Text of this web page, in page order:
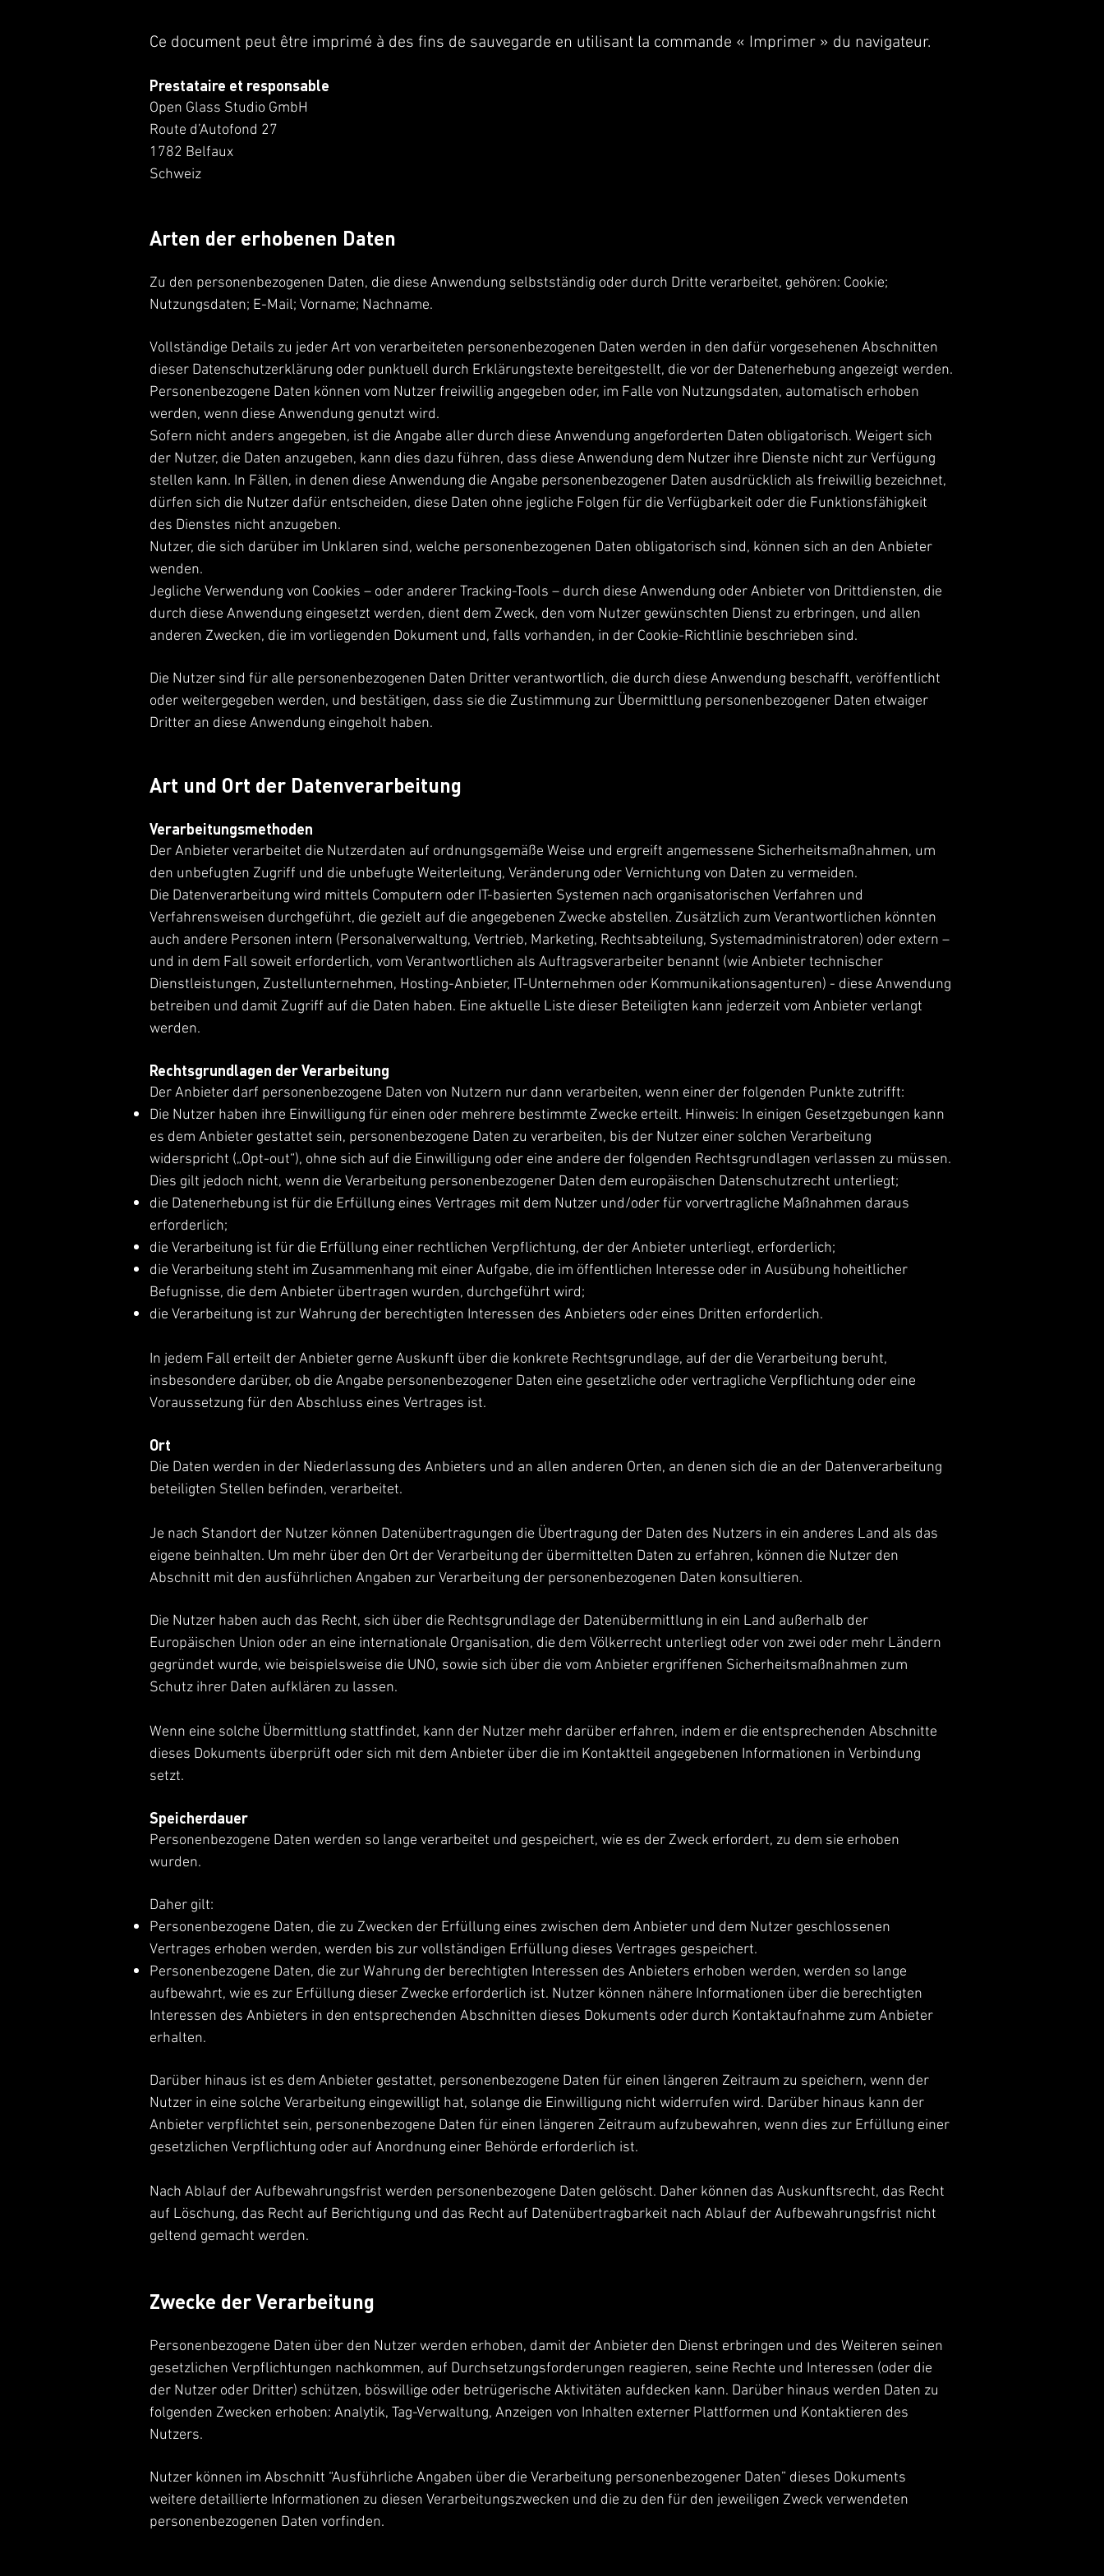
Ce document peut être imprimé à des fins de sauvegarde en utilisant la commande « Imprimer » du navigateur.
Prestataire et responsable
Open Glass Studio GmbH
Route d’Autofond 27
1782 Belfaux
Schweiz
Arten der erhobenen Daten
Zu den personenbezogenen Daten, die diese Anwendung selbstständig oder durch Dritte verarbeitet, gehören: Cookie;
Nutzungsdaten; E-Mail; Vorname; Nachname.
Vollständige Details zu jeder Art von verarbeiteten personenbezogenen Daten werden in den dafür vorgesehenen Abschnitten
dieser Datenschutzerklärung oder punktuell durch Erklärungstexte bereitgestellt, die vor der Datenerhebung angezeigt werden.
Personenbezogene Daten können vom Nutzer freiwillig angegeben oder, im Falle von Nutzungsdaten, automatisch erhoben
werden, wenn diese Anwendung genutzt wird.
Sofern nicht anders angegeben, ist die Angabe aller durch diese Anwendung angeforderten Daten obligatorisch. Weigert sich
der Nutzer, die Daten anzugeben, kann dies dazu führen, dass diese Anwendung dem Nutzer ihre Dienste nicht zur Verfügung
stellen kann. In Fällen, in denen diese Anwendung die Angabe personenbezogener Daten ausdrücklich als freiwillig bezeichnet,
dürfen sich die Nutzer dafür entscheiden, diese Daten ohne jegliche Folgen für die Verfügbarkeit oder die Funktionsfähigkeit
des Dienstes nicht anzugeben.
Nutzer, die sich darüber im Unklaren sind, welche personenbezogenen Daten obligatorisch sind, können sich an den Anbieter
wenden.
Jegliche Verwendung von Cookies – oder anderer Tracking-Tools – durch diese Anwendung oder Anbieter von Drittdiensten, die
durch diese Anwendung eingesetzt werden, dient dem Zweck, den vom Nutzer gewünschten Dienst zu erbringen, und allen
anderen Zwecken, die im vorliegenden Dokument und, falls vorhanden, in der Cookie-Richtlinie beschrieben sind.
Die Nutzer sind für alle personenbezogenen Daten Dritter verantwortlich, die durch diese Anwendung beschafft, veröffentlicht
oder weitergegeben werden, und bestätigen, dass sie die Zustimmung zur Übermittlung personenbezogener Daten etwaiger
Dritter an diese Anwendung eingeholt haben.
Art und Ort der Datenverarbeitung
Verarbeitungsmethoden
Der Anbieter verarbeitet die Nutzerdaten auf ordnungsgemäße Weise und ergreift angemessene Sicherheitsmaßnahmen, um
den unbefugten Zugriff und die unbefugte Weiterleitung, Veränderung oder Vernichtung von Daten zu vermeiden.
Die Datenverarbeitung wird mittels Computern oder IT-basierten Systemen nach organisatorischen Verfahren und
Verfahrensweisen durchgeführt, die gezielt auf die angegebenen Zwecke abstellen. Zusätzlich zum Verantwortlichen könnten
auch andere Personen intern (Personalverwaltung, Vertrieb, Marketing, Rechtsabteilung, Systemadministratoren) oder extern –
und in dem Fall soweit erforderlich, vom Verantwortlichen als Auftragsverarbeiter benannt (wie Anbieter technischer
Dienstleistungen, Zustellunternehmen, Hosting-Anbieter, IT-Unternehmen oder Kommunikationsagenturen) - diese Anwendung
betreiben und damit Zugriff auf die Daten haben. Eine aktuelle Liste dieser Beteiligten kann jederzeit vom Anbieter verlangt
werden.
Rechtsgrundlagen der Verarbeitung
Der Anbieter darf personenbezogene Daten von Nutzern nur dann verarbeiten, wenn einer der folgenden Punkte zutrifft:
Die Nutzer haben ihre Einwilligung für einen oder mehrere bestimmte Zwecke erteilt. Hinweis: In einigen Gesetzgebungen kann
es dem Anbieter gestattet sein, personenbezogene Daten zu verarbeiten, bis der Nutzer einer solchen Verarbeitung
widerspricht („Opt-out“), ohne sich auf die Einwilligung oder eine andere der folgenden Rechtsgrundlagen verlassen zu müssen.
Dies gilt jedoch nicht, wenn die Verarbeitung personenbezogener Daten dem europäischen Datenschutzrecht unterliegt;
die Datenerhebung ist für die Erfüllung eines Vertrages mit dem Nutzer und/oder für vorvertragliche Maßnahmen daraus
erforderlich;
die Verarbeitung ist für die Erfüllung einer rechtlichen Verpflichtung, der der Anbieter unterliegt, erforderlich;
die Verarbeitung steht im Zusammenhang mit einer Aufgabe, die im öffentlichen Interesse oder in Ausübung hoheitlicher
Befugnisse, die dem Anbieter übertragen wurden, durchgeführt wird;
die Verarbeitung ist zur Wahrung der berechtigten Interessen des Anbieters oder eines Dritten erforderlich.
In jedem Fall erteilt der Anbieter gerne Auskunft über die konkrete Rechtsgrundlage, auf der die Verarbeitung beruht,
insbesondere darüber, ob die Angabe personenbezogener Daten eine gesetzliche oder vertragliche Verpflichtung oder eine
Voraussetzung für den Abschluss eines Vertrages ist.
Ort
Die Daten werden in der Niederlassung des Anbieters und an allen anderen Orten, an denen sich die an der Datenverarbeitung
beteiligten Stellen befinden, verarbeitet.
Je nach Standort der Nutzer können Datenübertragungen die Übertragung der Daten des Nutzers in ein anderes Land als das
eigene beinhalten. Um mehr über den Ort der Verarbeitung der übermittelten Daten zu erfahren, können die Nutzer den
Abschnitt mit den ausführlichen Angaben zur Verarbeitung der personenbezogenen Daten konsultieren.
Die Nutzer haben auch das Recht, sich über die Rechtsgrundlage der Datenübermittlung in ein Land außerhalb der
Europäischen Union oder an eine internationale Organisation, die dem Völkerrecht unterliegt oder von zwei oder mehr Ländern
gegründet wurde, wie beispielsweise die UNO, sowie sich über die vom Anbieter ergriffenen Sicherheitsmaßnahmen zum
Schutz ihrer Daten aufklären zu lassen.
Wenn eine solche Übermittlung stattfindet, kann der Nutzer mehr darüber erfahren, indem er die entsprechenden Abschnitte
dieses Dokuments überprüft oder sich mit dem Anbieter über die im Kontaktteil angegebenen Informationen in Verbindung
setzt.
Speicherdauer
Personenbezogene Daten werden so lange verarbeitet und gespeichert, wie es der Zweck erfordert, zu dem sie erhoben
wurden.
Daher gilt:
Personenbezogene Daten, die zu Zwecken der Erfüllung eines zwischen dem Anbieter und dem Nutzer geschlossenen
Vertrages erhoben werden, werden bis zur vollständigen Erfüllung dieses Vertrages gespeichert.
Personenbezogene Daten, die zur Wahrung der berechtigten Interessen des Anbieters erhoben werden, werden so lange
aufbewahrt, wie es zur Erfüllung dieser Zwecke erforderlich ist. Nutzer können nähere Informationen über die berechtigten
Interessen des Anbieters in den entsprechenden Abschnitten dieses Dokuments oder durch Kontaktaufnahme zum Anbieter
erhalten.
Darüber hinaus ist es dem Anbieter gestattet, personenbezogene Daten für einen längeren Zeitraum zu speichern, wenn der
Nutzer in eine solche Verarbeitung eingewilligt hat, solange die Einwilligung nicht widerrufen wird. Darüber hinaus kann der
Anbieter verpflichtet sein, personenbezogene Daten für einen längeren Zeitraum aufzubewahren, wenn dies zur Erfüllung einer
gesetzlichen Verpflichtung oder auf Anordnung einer Behörde erforderlich ist.
Nach Ablauf der Aufbewahrungsfrist werden personenbezogene Daten gelöscht. Daher können das Auskunftsrecht, das Recht
auf Löschung, das Recht auf Berichtigung und das Recht auf Datenübertragbarkeit nach Ablauf der Aufbewahrungsfrist nicht
geltend gemacht werden.
Zwecke der Verarbeitung
Personenbezogene Daten über den Nutzer werden erhoben, damit der Anbieter den Dienst erbringen und des Weiteren seinen
gesetzlichen Verpflichtungen nachkommen, auf Durchsetzungsforderungen reagieren, seine Rechte und Interessen (oder die
der Nutzer oder Dritter) schützen, böswillige oder betrügerische Aktivitäten aufdecken kann. Darüber hinaus werden Daten zu
folgenden Zwecken erhoben: Analytik, Tag-Verwaltung, Anzeigen von Inhalten externer Plattformen und Kontaktieren des
Nutzers.
Nutzer können im Abschnitt “Ausführliche Angaben über die Verarbeitung personenbezogener Daten” dieses Dokuments
weitere detaillierte Informationen zu diesen Verarbeitungszwecken und die zu den für den jeweiligen Zweck verwendeten
personenbezogenen Daten vorfinden.